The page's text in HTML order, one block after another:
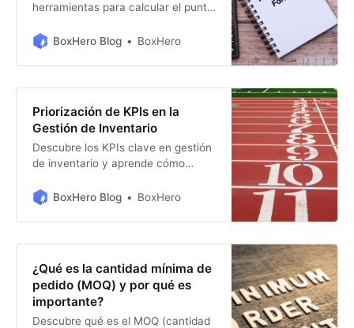
herramientas para calcular el punto
mientras optimizas costos y capital
BoxHero Blog BoxHero
Priorización de KPIs en la
Gestión de Inventario
Descubre los KPIs clave en gestión
de inventario y aprende cómo
herramientas como BoxHero.
potencia tu negocio.
BoxHero Blog BoxHero
¿Qué es la cantidad mínima de
pedido (MOQ) y por qué es
importante?
Descubre qué es el MOQ (cantidad